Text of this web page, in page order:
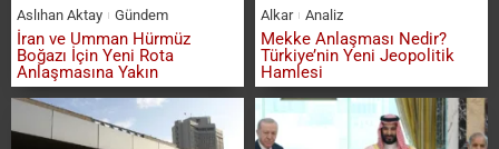
Aslıhan Aktay Gündem
İran ve Umman Hürmüz
Boğazı İçin Yeni Rota
Anlaşmasına Yakın
Alkar Analiz
Mekke Anlaşması Nedir?
Türkiye’nin Yeni Jeopolitik
Hamlesi